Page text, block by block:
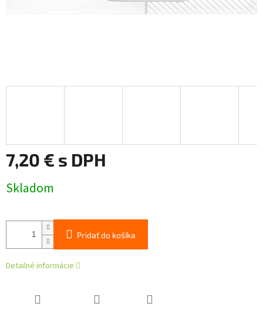
7,20 € s DPH
cena:
Skladom
Pridať do košíka
Detailné informácie